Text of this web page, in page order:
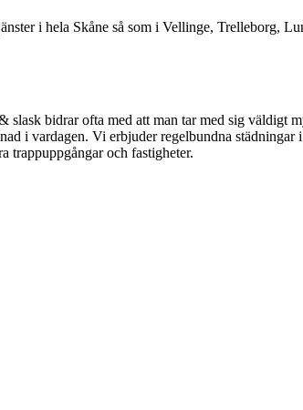
i hela Skåne så som i Vellinge, Trelleborg,
bidrar ofta med att man tar med sig väldigt
i vardagen. Vi erbjuder regelbundna
trappuppgångar och fastigheter.